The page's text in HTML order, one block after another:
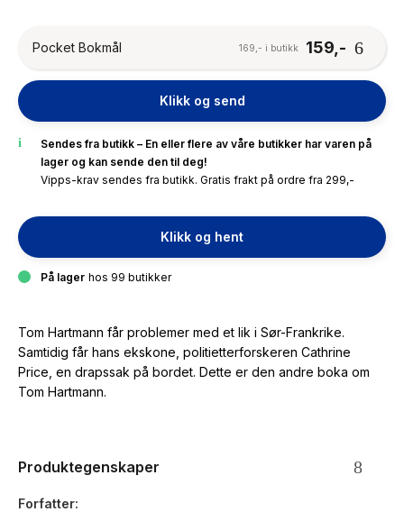
Pocket Bokmål
159,-
169,- i butikk
Klikk og send
Sendes fra butikk – En eller flere av våre butikker har varen på
lager og kan sende den til deg!
Vipps-krav sendes fra butikk. Gratis frakt på ordre fra 299,-
Klikk og hent
På lager hos 99 butikker
Tom Hartmann får problemer med et lik i Sør-Frankrike.
Samtidig får hans ekskone, politietterforskeren Cathrine
Price, en drapssak på bordet. Dette er den andre boka om
Tom Hartmann.
Produktegenskaper
Forfatter